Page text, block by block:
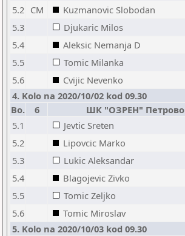
5.2 CM Kuzmanovic Slobodan
5.3
Djukaric Milos
5.4
Aleksic Nemanja D
5.5
Tomic Milanka
5.6
Cvijic Nevenko
4. Kolo na 2020/10/02 kod 09.30
Bo.
6 ШК "ОЗРЕН" Петрово
5.1
Jevtic Sreten
5.2
Lipovcic Marko
5.3
Lukic Aleksandar
5.4
Blagojevic Zivko
5.5
Tomic Zeljko
5.6
Tomic Miroslav
5. Kolo na 2020/10/03 kod 09.30